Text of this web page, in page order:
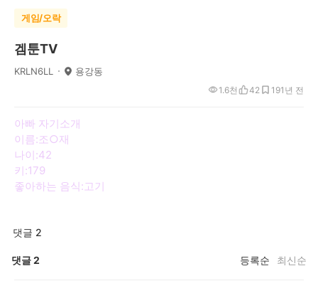
게임/오락
겜툰TV
KRLN6LL 용강동
1년 전
1.6천 42 19
아빠 자기소개
이름:조○재
나이:42
키:179
좋아하는 음식:고기
댓글 2
댓글2 등록순 최신순